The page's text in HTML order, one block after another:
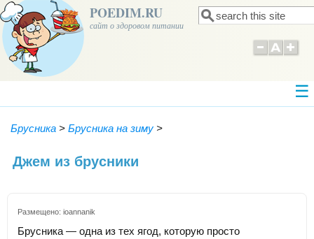
POEDIM.RU
сайт о здоровом питании Форма поиска
Поиск
Брусника > Брусника на зиму >
Джем из брусники
Размещено: ioannanik
Брусника — одна из тех ягод, которую просто